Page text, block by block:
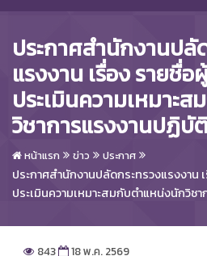
ประกาศสำนักงานปลั
แรงงาน เรื่อง รายชื่
ประเมินความเหมาะ
วิชาการแรงงานปฏิบั
หน้าแรก ข่าว ประกาศ
ประกาศสำนักงานปลัดกระทรวงแรงงาน
ประเมินความเหมาะสมกับตำแหน่งนักวิช
843 18 พ.ค. 2569